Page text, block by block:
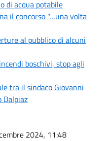
di acqua potabile
il concorso "…una volta
al pubblico di alcuni
boschivi, stop agli
tra il sindaco Giovanni
Dalpiaz
2024, 11:48